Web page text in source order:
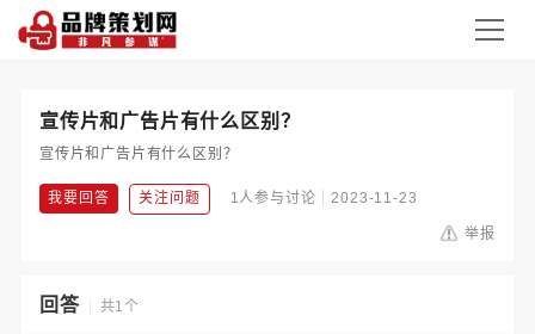
宣传片和广告片有什么区别？
宣传片和广告片有什么区别？
我要回答 关注问题 1人参与讨论 2023-11-23
举报
回答 共1个